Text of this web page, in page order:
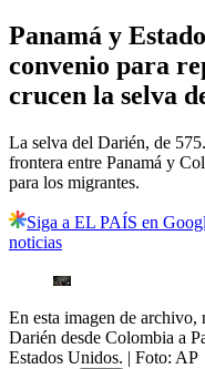
Panamá y
convenio para
crucen la selva
La selva del Darién, de
frontera entre Panamá y
para los migrantes.
Siga a EL PAÍS en
noticias
En esta imagen de archivo,
Darién desde Colombia a
Estados Unidos. | Foto: AP